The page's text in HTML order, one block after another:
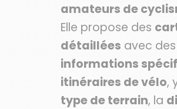
amateurs de
Elle propose des
détaillées avec des
informations
itinéraires de vélo,
type de terrain, la